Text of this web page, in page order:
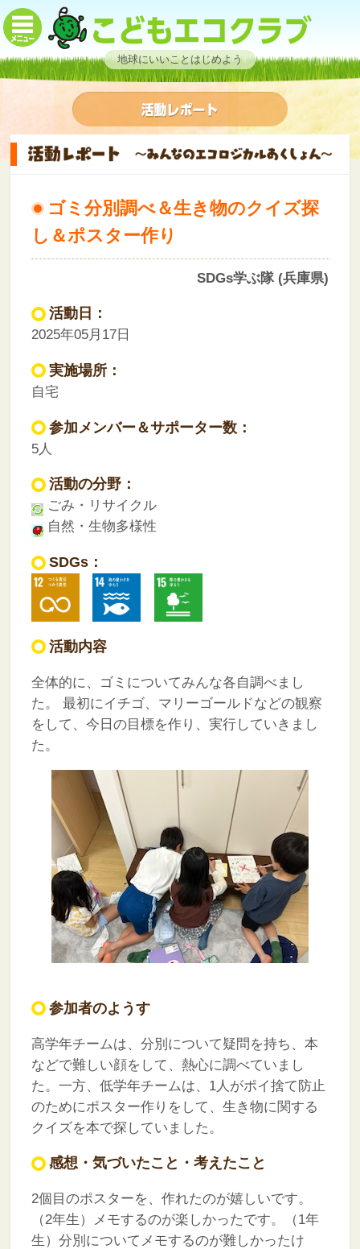
地球にいいことはじめよう
ゴミ分別調べ＆生き物のクイズ探
し＆ポスター作り
SDGs学ぶ隊 (兵庫県)
活動日：
2025年05月17日
実施場所：
自宅
参加メンバー＆サポーター数：
5人
活動の分野：
ごみ・リサイクル
自然・生物多様性
SDGs：
活動内容
全体的に、ゴミについてみんな各自調べまし
た。
最初にイチゴ、マリーゴールドなどの観察
をして、今日の目標を作り、実行していきまし
た。
参加者のようす
高学年チームは、分別について疑問を持ち、本
などで難しい顔をして、熱心に調べていまし
た。一方、低学年チームは、1人がポイ捨て防止
のためにポスター作りをして、生き物に関する
クイズを本で探していました。
感想・気づいたこと・考えたこと
2個目のポスターを、作れたのが嬉しいです。
（2年生）メモするのが楽しかったです。（1年
生）分別についてメモするのが難しかったけ